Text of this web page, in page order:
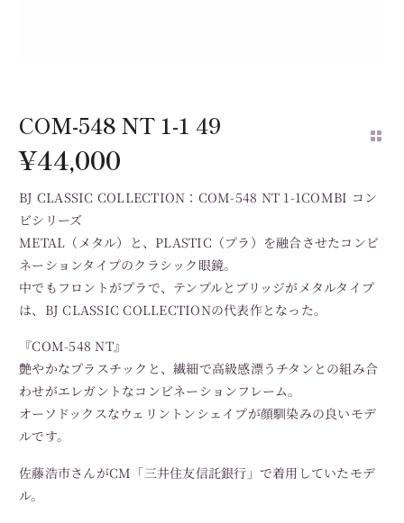
COM-548 NT 1-1 49
¥44,000
BJ CLASSIC COLLECTION：COM-548 NT 1-1COMBI コン
ビシリーズ
METAL（メタル）と、PLASTIC（プラ）を融合させたコンビ
ネーションタイプのクラシック眼鏡。
中でもフロントがプラで、テンプルとブリッジがメタルタイプ
は、BJ CLASSIC COLLECTIONの代表作となった。
『COM-548 NT』
艶やかなプラスチックと、繊細で高級感漂うチタンとの組み合
わせがエレガントなコンビネーションフレーム。
オーソドックスなウェリントンシェイプが顔馴染みの良いモデ
ルです。
佐藤浩市さんがCM「三井住友信託銀行」で着用していたモデ
ル。